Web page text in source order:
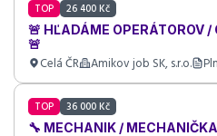
TOP 26 400 Kč
🚨 HĽADÁME OPERÁTOROV /
🚨
Celá ČR Amikov job SK, s.r.o.
TOP 36 000 Kč
🔧 MECHANIK /